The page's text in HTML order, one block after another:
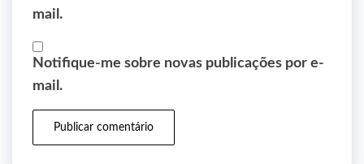
mail.
Notifique-me sobre novas publicações por e-
mail.